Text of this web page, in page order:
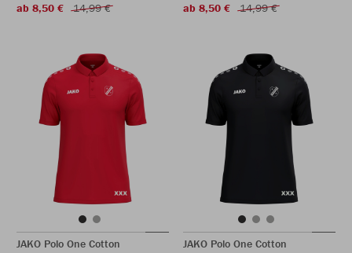
ab 8,50 €
14,99 €
ab 8,50 €
14,99 €
JAKO Polo One Cotton
JAKO Polo One Cotton